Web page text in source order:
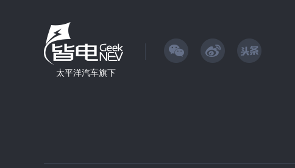
太平洋汽车旗下